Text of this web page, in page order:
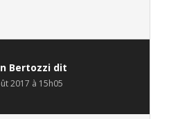
Bertozzi dit
2017 à 15h05